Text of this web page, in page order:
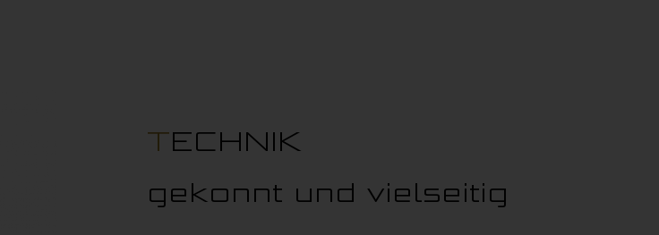
TECHNIK
gekonnt und vielseitig